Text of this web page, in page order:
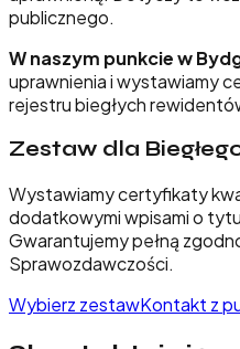
publicznego.
W naszym punkcie w
uprawnienia i wystawiamy
rejestru biegłych
Zestaw dla
Wystawiamy certyfikaty
dodatkowymi wpisami o
Gwarantujemy pełną
Sprawozdawczości.
Wybierz zestawKontakt z